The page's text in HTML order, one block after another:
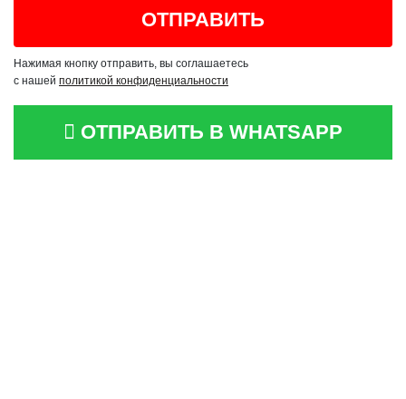
Нажимая кнопку отправить, вы соглашаетесь
с нашей политикой конфиденциальности
ОТПРАВИТЬ В WHATSAPP